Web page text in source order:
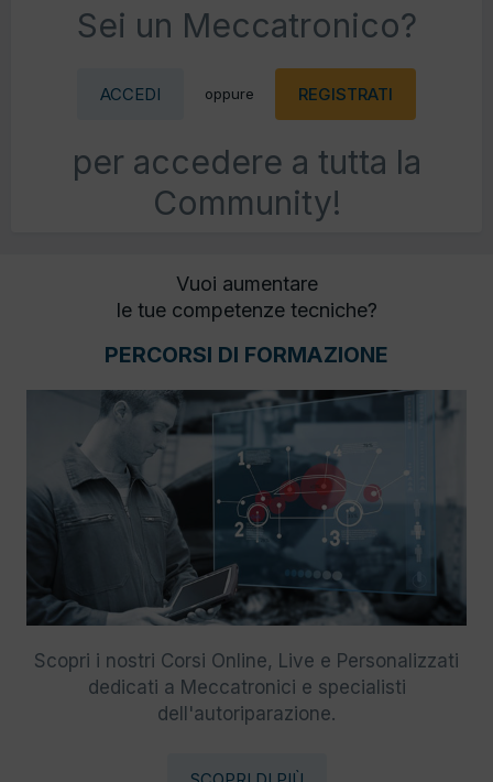
Sei un Meccatronico?
ACCEDI oppure REGISTRATI
per accedere a tutta la
Community!
Vuoi aumentare
le tue competenze tecniche?
PERCORSI DI FORMAZIONE
Scopri i nostri Corsi Online, Live e Personalizzati
dedicati a Meccatronici e specialisti
dell'autoriparazione.